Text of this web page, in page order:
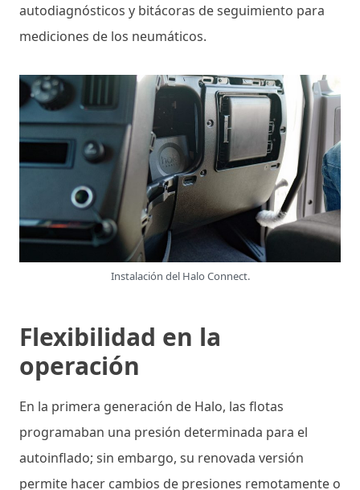
autodiagnósticos y bitácoras de seguimiento para
mediciones de los neumáticos.
Instalación del Halo Connect.
Flexibilidad en la
operación
En la primera generación de Halo, las flotas
programaban una presión determinada para el
autoinflado; sin embargo, su renovada versión
permite hacer cambios de presiones remotamente o